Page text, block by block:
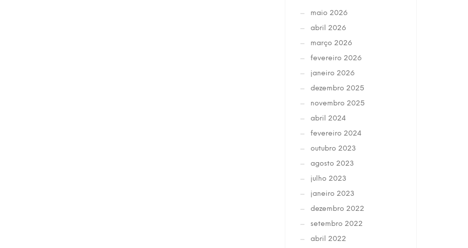
maio 2026
abril 2026
março 2026
fevereiro 2026
janeiro 2026
dezembro 2025
novembro 2025
abril 2024
fevereiro 2024
outubro 2023
agosto 2023
julho 2023
janeiro 2023
dezembro 2022
setembro 2022
abril 2022